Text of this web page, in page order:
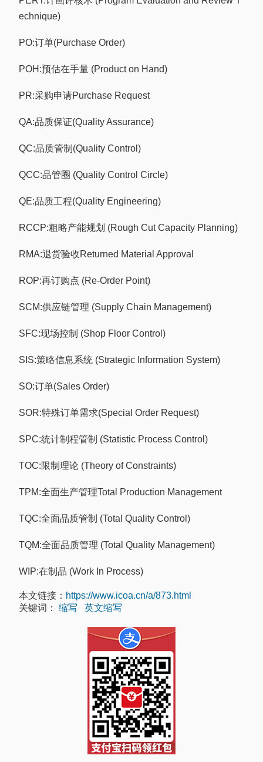
echnique)
PO:订单(Purchase Order)
POH:预估在手量 (Product on Hand)
PR:采购申请Purchase Request
QA:品质保证(Quality Assurance)
QC:品质管制(Quality Control)
QCC:品管圈 (Quality Control Circle)
QE:品质工程(Quality Engineering)
RCCP:粗略产能规划 (Rough Cut Capacity Planning)
RMA:退货验收Returned Material Approval
ROP:再订购点 (Re-Order Point)
SCM:供应链管理 (Supply Chain Management)
SFC:现场控制 (Shop Floor Control)
SIS:策略信息系统 (Strategic Information System)
SO:订单(Sales Order)
SOR:特殊订单需求(Special Order Request)
SPC:统计制程管制 (Statistic Process Control)
TOC:限制理论 (Theory of Constraints)
TPM:全面生产管理Total Production Management
TQC:全面品质管制 (Total Quality Control)
TQM:全面品质管理 (Total Quality Management)
WIP:在制品 (Work In Process)
本文链接： https://www.icoa.cn/a/873.html
关键词： 缩写 英文缩写